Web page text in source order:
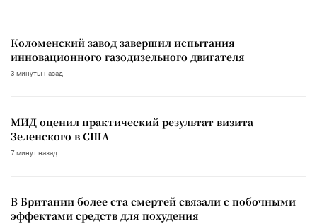
Коломенский завод завершил испытания
инновационного газодизельного двигателя
3 минуты назад
МИД оценил практический результат визита
Зеленского в США
7 минут назад
В Британии более ста смертей связали с побочными
эффектами средств для похудения